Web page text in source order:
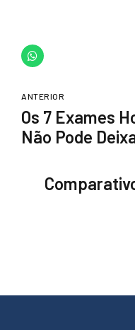
ANTERIOR
Os 7 Exames
Não Pode